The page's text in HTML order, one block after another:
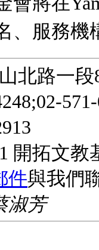
會將在
、服務機
北路一段
開拓文教
件與我們
淑芳